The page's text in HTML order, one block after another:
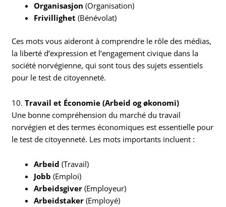
Organisasjon (Organisation)
Frivillighet (Bénévolat)
Ces mots vous aideront à comprendre le rôle des médias,
la liberté d’expression et l’engagement civique dans la
société norvégienne, qui sont tous des sujets essentiels
pour le test de citoyenneté.
10.Travail et Économie (Arbeid og økonomi)
Une bonne compréhension du marché du travail
norvégien et des termes économiques est essentielle pour
le test de citoyenneté. Les mots importants incluent :
Arbeid (Travail)
Jobb (Emploi)
Arbeidsgiver (Employeur)
Arbeidstaker (Employé)